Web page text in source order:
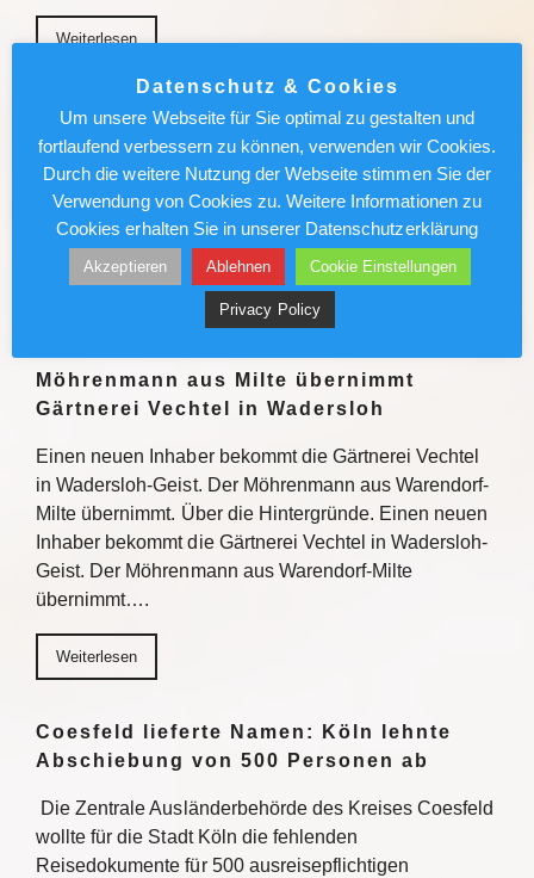
Weiterlesen
München News : Absolut sehenswert!
„Carmen“ im Deutschen Theater
Enrique Gasa Valga verbindet Bizet und Mérimée
überraschend und sinnlich zu temporeichem
Tanztheater Weiterlesen
Möhrenmann aus Milte übernimmt
Gärtnerei Vechtel in Wadersloh
Einen neuen Inhaber bekommt die Gärtnerei Vechtel
in Wadersloh-Geist. Der Möhrenmann aus Warendorf-
Milte übernimmt. Über die Hintergründe. Einen neuen
Inhaber bekommt die Gärtnerei Vechtel in Wadersloh-
Geist. Der Möhrenmann aus Warendorf-Milte
übernimmt….
Weiterlesen
Coesfeld lieferte Namen: Köln lehnte
Abschiebung von 500 Personen ab
Die Zentrale Ausländerbehörde des Kreises Coesfeld
wollte für die Stadt Köln die fehlenden
Reisedokumente für 500 ausreisepflichtigen
Datenschutz & Cookies
Um unsere Webseite für Sie optimal zu gestalten und
fortlaufend verbessern zu können, verwenden wir Cookies.
Durch die weitere Nutzung der Webseite stimmen Sie der
Verwendung von Cookies zu. Weitere Informationen zu
Cookies erhalten Sie in unserer Datenschutzerklärung
Akzeptieren Ablehnen Cookie Einstellungen
Privacy Policy